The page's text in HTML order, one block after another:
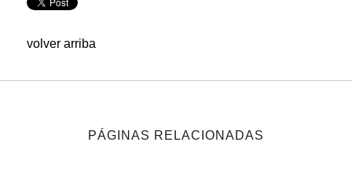
volver arriba
PÁGINAS RELACIONADAS